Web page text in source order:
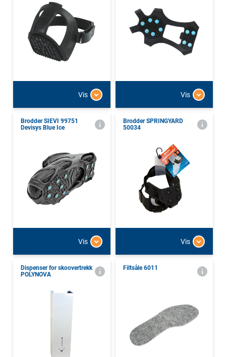
Vis Vis
Brodder SIEVI 99751
Devisys Blue Ice
Vis
Brodder SPRINGYARD
50034
Vis
Dispenser for skoovertrekk
POLYNOVA
Filtsåle 6011